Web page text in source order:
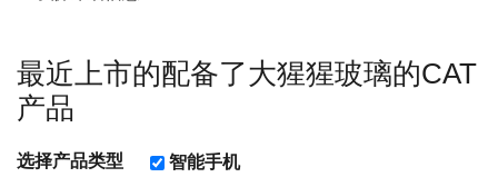
最近上市的配备了大猩猩玻璃的CAT
产品
选择产品类型 智能手机